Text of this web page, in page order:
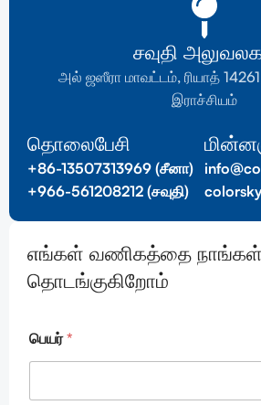
சவுதி
அல் ஜஸீரா மாவட்டம், ரியாத் 14261,
இராச்சியம்
தொலைபேசி
+86-13507313969 (சீனா)
+966-561208212 (சவுதி)
எங்கள் வணிகத்தை நாங்கள்
தொடங்குகிறோம்
e
l
பெயர்*